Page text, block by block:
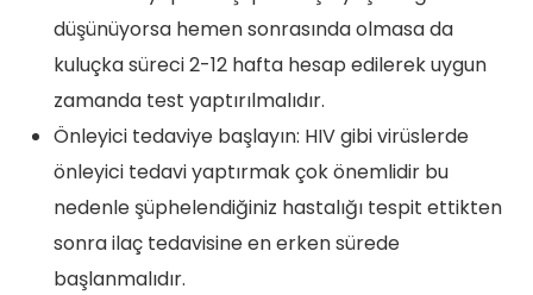
düşünüyorsa hemen sonrasında olmasa da
kuluçka süreci 2-12 hafta hesap edilerek uygun
zamanda test yaptırılmalıdır.
Önleyici tedaviye başlayın: HIV gibi virüslerde
önleyici tedavi yaptırmak çok önemlidir bu
nedenle şüphelendiğiniz hastalığı tespit ettikten
sonra ilaç tedavisine en erken sürede
başlanmalıdır.